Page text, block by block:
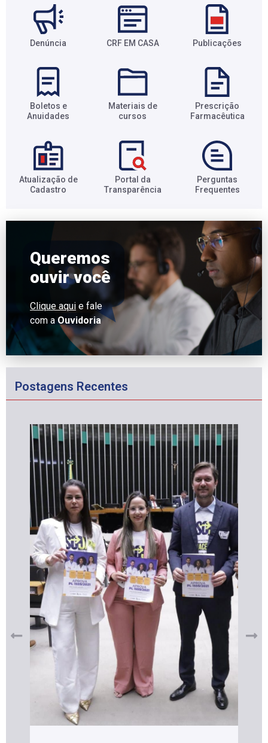
Denúncia CRF EM CASA Publicações
Boletos e
Anuidades​
Materiais de
cursos​
Prescrição
Farmacêutica​
Atualização de
Cadastro​
Portal da
Transparência​
Perguntas
Frequentes​
Queremos
ouvir você
Clique aqui e fale
com a Ouvidoria
Postagens Recentes